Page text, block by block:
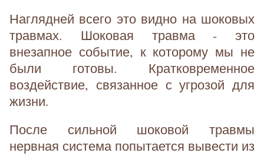
Наглядней всего это видно на шоковых
травмах. Шоковая травма - это
внезапное событие, к которому мы не
были готовы. Кратковременное
воздействие, связанное с угрозой для
жизни.
После сильной шоковой травмы
нервная система попытается вывести из